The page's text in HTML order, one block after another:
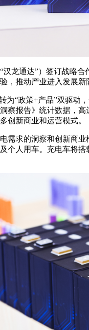
龙通达”）签订战略
，推动产业进入发展新
为“政策+产品”双驱
察报告》统计数据，
创新商业和运营模式。
需求的洞察和创新商
个人用车。充电车将